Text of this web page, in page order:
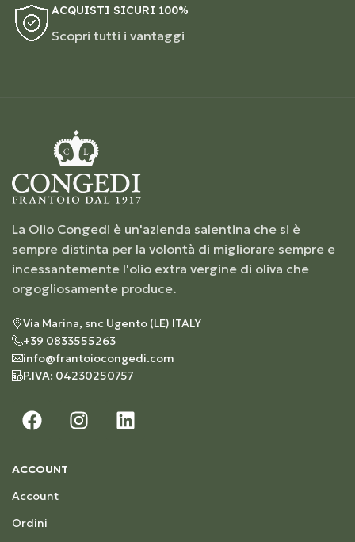
ACQUISTI SICURI 100%
Scopri tutti i vantaggi
La Olio Congedi è un'azienda salentina che si è
sempre distinta per la volontà di migliorare sempre e
incessantemente l'olio extra vergine di oliva che
orgogliosamente produce.
Via Marina, snc Ugento (LE) ITALY
+39 0833555263
info@frantoiocongedi.com
P.IVA: 04230250757
ACCOUNT
Account
Ordini